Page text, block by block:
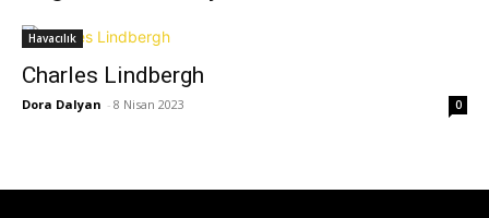
Havacılık
Charles Lindbergh
Dora Dalyan - 8 Nisan 2023 0